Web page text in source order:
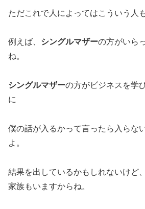
ただこれで人によってはこういう人
例えば、 シングルマザーの方がいら
ね。
シングルマザーの方がビジネスを学
に
僕の話が入るかって言ったら入らな
よ。
結果を出しているかもしれないけど
家族もいますからね。